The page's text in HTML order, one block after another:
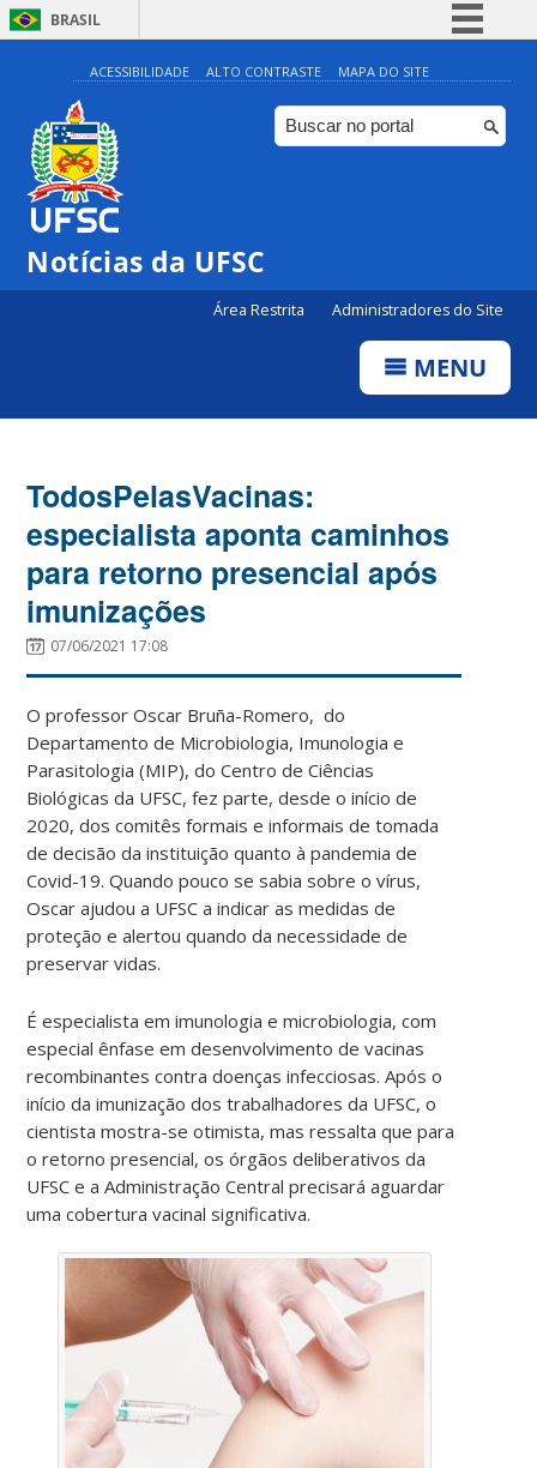
BRASIL
Simplifique!
Comunica BR
Participe
ACESSIBILIDADE ALTO CONTRASTE MAPA DO SITE
Notícias da UFSC
Área Restrita Administradores do Site
MENU
TodosPelasVacinas:
especialista aponta caminhos
para retorno presencial após
imunizações
07/06/2021 17:08
O professor Oscar Bruña-Romero, do
Departamento de Microbiologia, Imunologia e
Parasitologia (MIP), do Centro de Ciências
Biológicas da UFSC, fez parte, desde o início de
2020, dos comitês formais e informais de tomada
de decisão da instituição quanto à pandemia de
Covid-19. Quando pouco se sabia sobre o vírus,
Oscar ajudou a UFSC a indicar as medidas de
proteção e alertou quando da necessidade de
preservar vidas.
É especialista em imunologia e microbiologia, com
especial ênfase em desenvolvimento de vacinas
recombinantes contra doenças infecciosas. Após o
início da imunização dos trabalhadores da UFSC, o
cientista mostra-se otimista, mas ressalta que para
o retorno presencial, os órgãos deliberativos da
UFSC e a Administração Central precisará aguardar
uma cobertura vacinal significativa.